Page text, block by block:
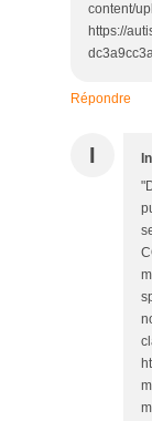
content/
https://
Répondre
I